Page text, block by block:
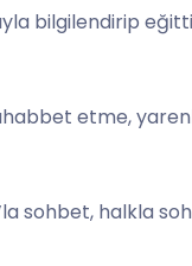
bilgilendirip
etme,
sohbet, halkla